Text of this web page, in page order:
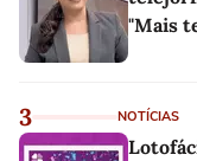
"Mais
3 NOTÍCIAS